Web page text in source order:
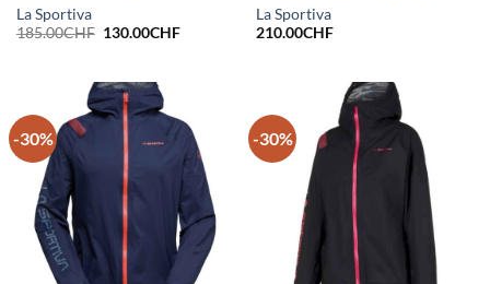
La Sportiva
185.00CHF Le
185.00CHF.
130.00CHFLe
La Sportiva
210.00CHF
-30% -30%